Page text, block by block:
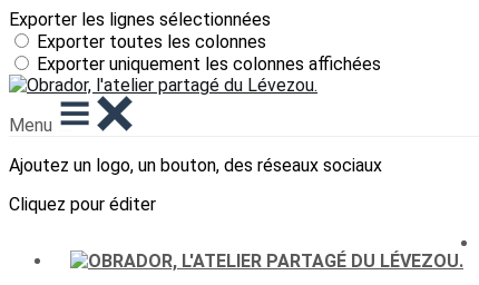
Exporter les lignes sélectionnées
Exporter toutes les colonnes
Exporter uniquement les colonnes affichées
Menu
Ajoutez un logo, un bouton, des réseaux sociaux
Cliquez pour éditer